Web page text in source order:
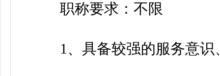
职称要求：不限
1、具备较强的服务意识